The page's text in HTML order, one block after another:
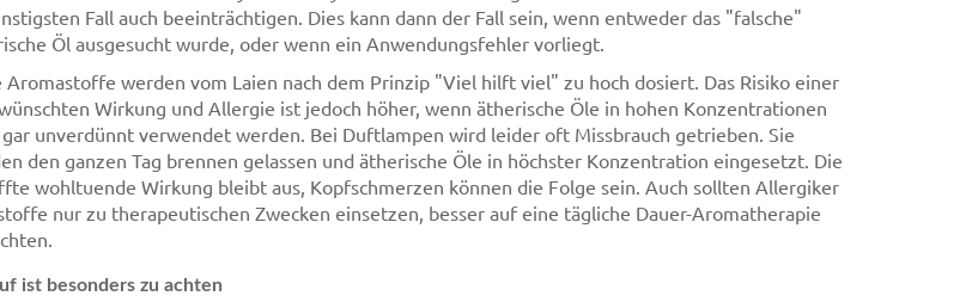
Fall auch beeinträchtigen. Dies kann dann der Fall sein, wenn entweder das "falsche"
Öl ausgesucht wurde, oder wenn ein Anwendungsfehler vorliegt.
Aromastoffe werden vom Laien nach dem Prinzip "Viel hilft viel" zu hoch dosiert. Das Risiko einer
Wirkung und Allergie ist jedoch höher, wenn ätherische Öle in hohen Konzentrationen
unverdünnt verwendet werden. Bei Duftlampen wird leider oft Missbrauch getrieben. Sie
den ganzen Tag brennen gelassen und ätherische Öle in höchster Konzentration eingesetzt. Die
wohltuende Wirkung bleibt aus, Kopfschmerzen können die Folge sein. Auch sollten Allergiker
nur zu therapeutischen Zwecken einsetzen, besser auf eine tägliche Dauer-Aromatherapie
ist besonders zu achten